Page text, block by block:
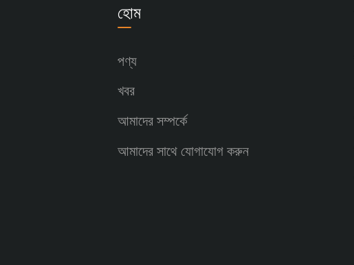
হোম
পণ্য
খবর
আমাদের সম্পর্কে
আমাদের সাথে যোগাযোগ করুন